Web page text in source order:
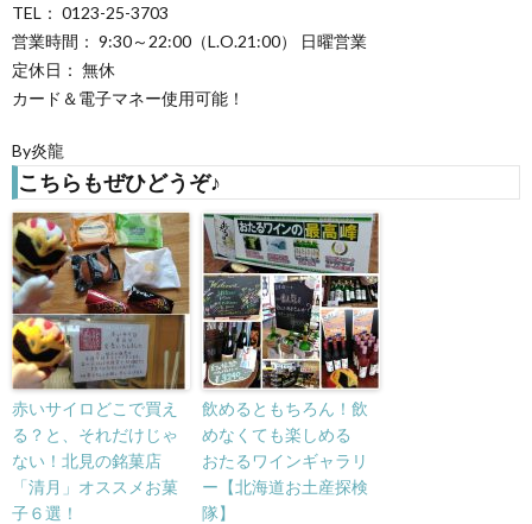
TEL： 0123-25-3703
営業時間： 9:30～22:00（L.O.21:00） 日曜営業
定休日： 無休
カード＆電子マネー使用可能！
By炎龍
こちらもぜひどうぞ♪
赤いサイロどこで買え
る？と、それだけじゃ
ない！北見の銘菓店
「清月」オススメお菓
子６選！
飲めるともちろん！飲
めなくても楽しめる
おたるワインギャラリ
ー【北海道お土産探検
隊】